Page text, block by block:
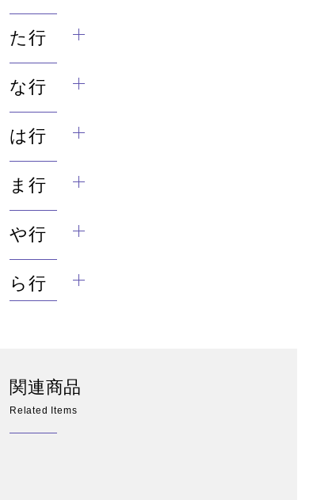
た行
な行
は行
ま行
や行
ら行
関連商品
Related Items